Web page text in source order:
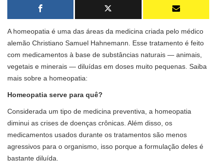
A homeopatia é uma das áreas da medicina criada pelo médico
alemão Christiano Samuel Hahnemann. Esse tratamento é feito
com medicamentos à base de substâncias naturais — animais,
vegetais e minerais — diluídas em doses muito pequenas. Saiba
mais sobre a homeopatia:
Homeopatia serve para quê?
Considerada um tipo de medicina preventiva, a homeopatia
diminui as crises de doenças crônicas. Além disso, os
medicamentos usados durante os tratamentos são menos
agressivos para o organismo, isso porque a formulação deles é
bastante diluída.